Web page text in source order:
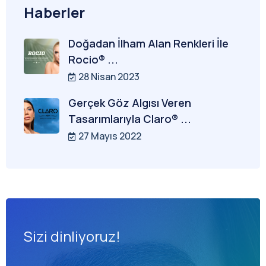
Haberler
Doğadan İlham Alan Renkleri İle
Rocio® ...
28 Nisan 2023
Gerçek Göz Algısı Veren
Tasarımlarıyla Claro® ...
27 Mayıs 2022
Sizi dinliyoruz!